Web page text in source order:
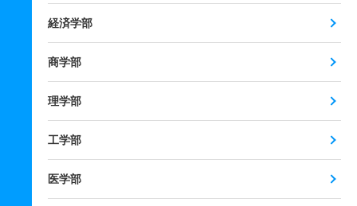
経済学部
商学部
理学部
工学部
医学部